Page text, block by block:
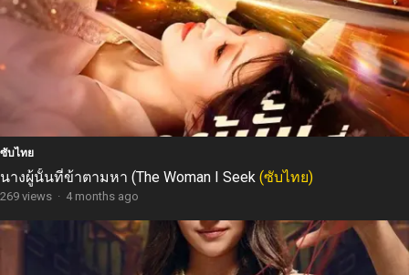
ซับไทย
นางผู้นั้นที่ข้าตามหา (The Woman I Seek (ซับไทย)
269 views · 4 months ago